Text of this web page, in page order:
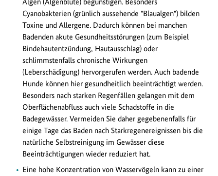
Algen (Algenblüte) begünstigen. Besonders
Cyanobakterien (grünlich aussehende "Blaualgen") bilden
Toxine und Allergene. Dadurch können bei manchen
Badenden akute Gesundheitsstörungen (zum Beispiel
Bindehautentzündung, Hautausschlag) oder
schlimmstenfalls chronische Wirkungen
(Leberschädigung) hervorgerufen werden. Auch badende
Hunde können hier gesundheitlich beeinträchtigt werden.
Besonders nach starken Regenfällen gelangen mit dem
Oberflächenabfluss auch viele Schadstoffe in die
Badegewässer. Vermeiden Sie daher gegebenenfalls für
einige Tage das Baden nach Starkregenereignissen bis die
natürliche Selbstreinigung im Gewässer diese
Beeinträchtigungen wieder reduziert hat.
Eine hohe Konzentration von Wasservögeln kann zu einer